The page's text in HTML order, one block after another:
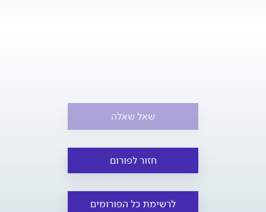
שאל שאלה
חזור לפורום
לרשימת כל הפורומים